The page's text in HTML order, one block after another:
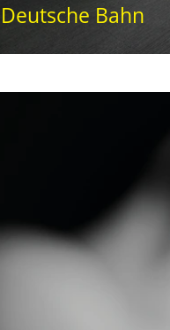
Deutsche Bahn